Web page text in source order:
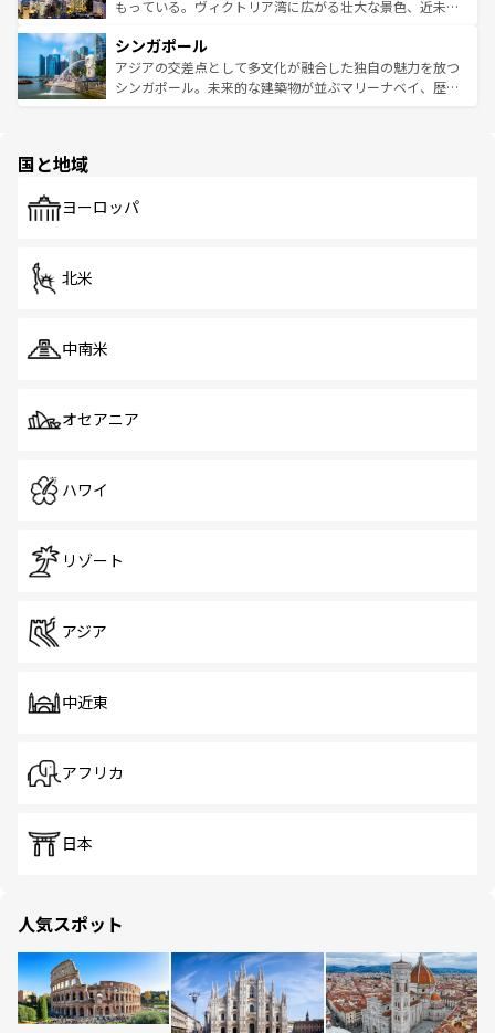
が旅行者を迎えてくれるので、きっと忘れられない旅にな
参照してほしい。
いビーチでリゾート気分を楽しむことができる。タイ料理
激する。気候は一年中温暖で、どの季節にも異なる楽しみ
が待っている。親しみやすいタイの人々、仏教を中心とし
た文化、そして多様な観光資源が、訪れる旅人を魅了し続
もっている。ヴィクトリア湾に広がる壮大な景色、近未来
み、どこを訪れても感動するはず。観光スポットが密集し
ており、効率よく見どころを回れるのも魅力。息をのむよ
うな絶景から文化的な体験まで、香港を存分に楽しみ尽く
シンガポール
アジアの交差点として多文化が融合した独自の魅力を放つ
シンガポール。未来的な建築物が並ぶマリーナベイ、歴史
で、ホーカーズは地元の風情を楽しめる外せないスポット
国と地域
ヨーロッパ
北米
中南米
オセアニア
ハワイ
リゾート
アジア
中近東
アフリカ
日本
人気スポット